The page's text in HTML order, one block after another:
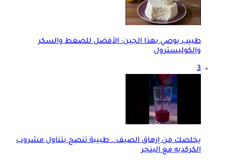
طبيب يوصي بهذا الجبن: الأفضل للضغط والسكر
والكوليسترول
3
يخلصك من إرهاق الصيف.. طبيبة تنصح بتناول مشروب
الكركديه مع البنجر